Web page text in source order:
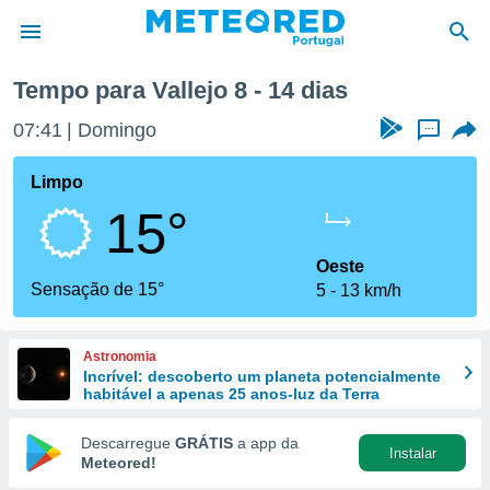
da
foi
fornecidas
a este
das
e
forma
digital
Tempo para Vallejo 8 - 14 dias
07:41 Domingo ...
Limpo
15°
Sensação de 15°
Oeste
5
13 km/h
Astronomia
Incrível: descoberto um planeta potencialmente
habitável a apenas 25 anos-luz da Terra
Descarregue GRÁTIS a app da
Meteored!
Instalar